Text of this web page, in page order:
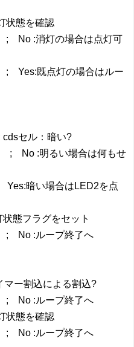
態を確認
灯の場合は点灯可
既点灯の場合はルー
セル：暗い?
:明るい場合は何もせ
い場合はLED2を点
フラグをセット
:ループ終了へ
割込による割込?
:ループ終了へ
態を確認
:ループ終了へ